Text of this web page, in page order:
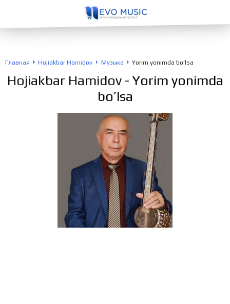
Главная Hojiakbar Hamidov Музыка Yorim yonimda bo'lsa
Hojiakbar Hamidov- Yorim yonimda
bo’lsa